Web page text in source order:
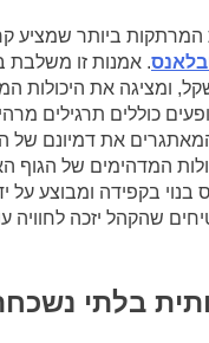
המרתקות ביותר שמציע
. אמנות זו משלבת
ומציגה את היכולות
כוללים תרגילים
את דמיונם של
המדהימים של הגוף
בנוי בקפידה ומבוצע על
שהקהל יזכה לחוויה
בלתי